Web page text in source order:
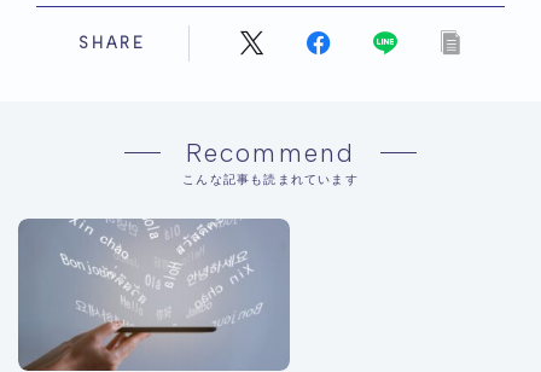
SHARE
Recommend
こんな記事も読まれています